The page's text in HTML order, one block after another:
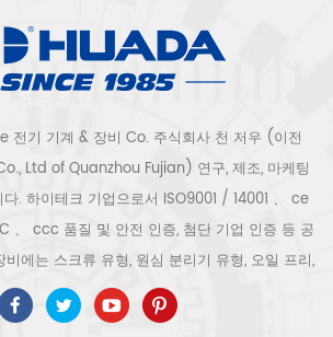
전기 기계 & 장비 Co. 주식회사 천 저우 (이전
Ltd of Quanzhou Fujian) 연구, 제조, 마케팅
. 하이테크 기업으로서 ISO9001 / 14001 、 ce
、 ccc 품질 및 안전 인증, 첨단 기업 인증 등 공
에는 스크류 유형, 원심 분리기 유형, 오일 프리,
형, 건조기, 필터, 배수기, 완전한 공기 압축기 생산
. 보다 300 가지 유형의 공기 압축기 산업 전문가